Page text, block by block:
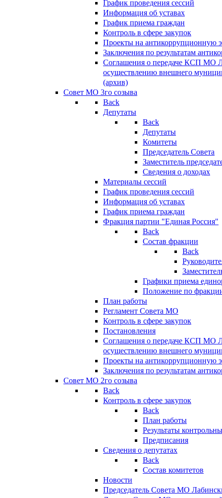
График проведения сессий
Информация об уставах
График приема граждан
Контроль в сфере закупок
Проекты на антикоррупционную
Заключения по результатам
Соглашения о передаче КСП МО
осуществлению внешнего
(архив)
Совет МО 3го созыва
Back
Депутаты
Back
Депутаты
Комитеты
Председатель Совета
Заместитель
Сведения о доходах
Материалы сессий
График проведения сессий
Информация об уставах
График приема граждан
Фракция партии "Единая Россия"
Back
Состав фракции
Back
Графики приема
Положение по
План работы
Регламент Совета МО
Контроль в сфере закупок
Постановления
Соглашения о передаче КСП МО
осуществлению внешнего
Проекты на антикоррупционную
Заключения по результатам
Совет МО 2го созыва
Back
Контроль в сфере закупок
Back
План работы
Результаты
Предписания
Сведения о депутатах
Back
Состав комитетов
Новости
Председатель Совета МО